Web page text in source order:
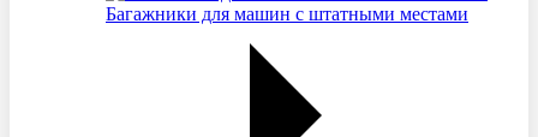
Багажники для машин с штатными местами